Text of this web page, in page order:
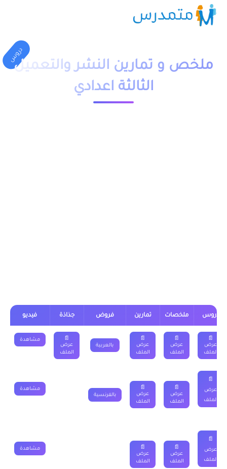
دروس
ملخص و تمارين النشر والتعميل
الثالثة اعدادي
دروس ملخصات تمارين فروض جذاذة فيديو
📄
عرض
الملف
📄
عرض
الملف
📄
عرض
الملف
بالعربية
📄
عرض
الملف
مشاهدة
📄
عرض
الملف
📄
عرض
الملف
📄
عرض
الملف
بالفرنسية
مشاهدة
📄
عرض
الملف
📄
عرض
الملف
📄
عرض
الملف
مشاهدة